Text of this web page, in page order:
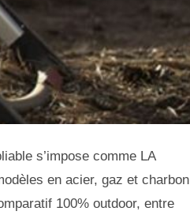
s’impose comme LA
en acier, gaz et charbon
100% outdoor, entre